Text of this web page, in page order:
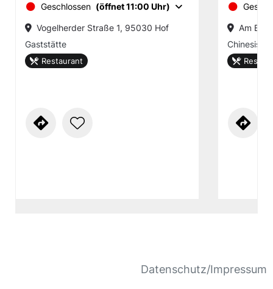
Geschlossen (öffnet 11:00 Uhr)
Vogelherder Straße 1, 95030 Hof
Gaststätte
Restaurant
Am
Datenschutz/Impressum